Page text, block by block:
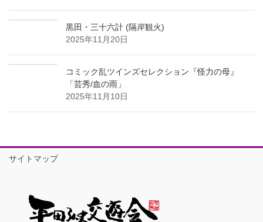
黒田・三十六計 (隔岸観火)
2025年11月20日
コミック乱ツインズセレクション『怪力の母』
「芸秀/血の雨」
2025年11月10日
サイトマップ